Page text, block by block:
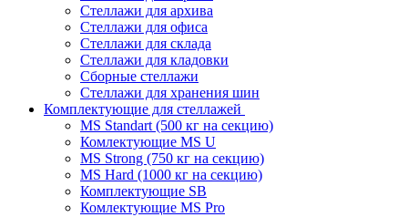
Стеллажи для архива
Стеллажи для офиса
Стеллажи для склада
Стеллажи для кладовки
Сборные стеллажи
Стеллажи для хранения шин
Комплектующие для стеллажей
MS Standart (500 кг на секцию)
Комлектующие MS U
MS Strong (750 кг на секцию)
MS Hard (1000 кг на секцию)
Комплектующие SB
Комлектующие MS Pro